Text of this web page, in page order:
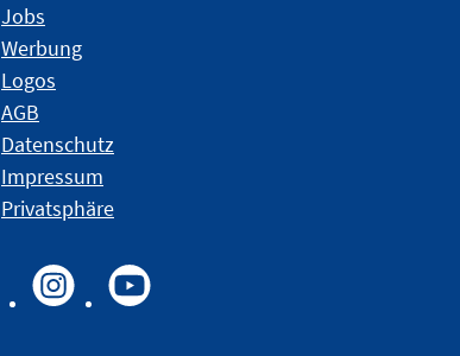
Jobs
Werbung
Logos
AGB
Datenschutz
Impressum
Privatsphäre